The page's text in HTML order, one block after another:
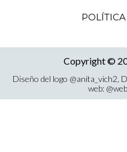
Copyright ©
Diseño del logo @anita_vich2 ,
web: